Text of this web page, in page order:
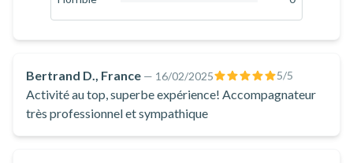
d'entre vous de faire monter l'adrénaline grâce à des
acrobaties plus ou moins sensationnelles selon vos envies.
Dans tous les cas, le moniteur installé derrière vous dans la
sellette sera à votre écoute afin que cette aventure se passe
comme vous le souhaitez !
Découvrir le parapente en hiver au Grand-Bornand est une
Bertrand D., France — 16/02/2025 5/5
Activité au top, superbe expérience! Accompagnateur
très professionnel et sympathique